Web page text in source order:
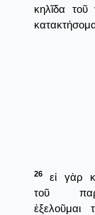
κηλῖδα τοῦ
26
εἰ γὰρ
τοῦ
ἐξελοῦμαι